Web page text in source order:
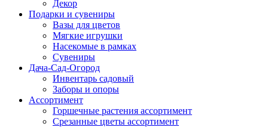
Декор
Подарки и сувениры
Вазы для цветов
Мягкие игрушки
Насекомые в рамках
Сувениры
Дача-Сад-Огород
Инвентарь садовый
Заборы и опоры
Ассортимент
Горшечные растения ассортимент
Срезанные цветы ассортимент